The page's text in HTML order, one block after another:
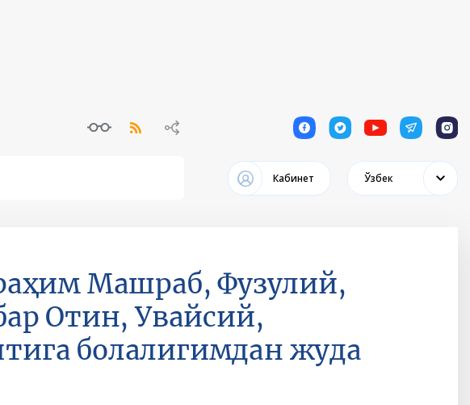
1 1 1 1 1
Кабинет Ўзбек
Машраб, Фузулий,
Отин, Увайсий,
болалигимдан жуда